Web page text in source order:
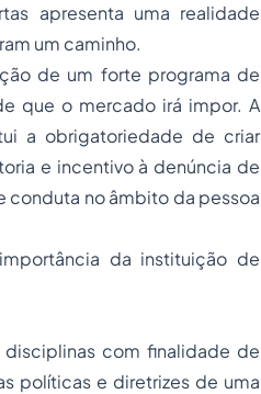
apresenta uma realidade
um caminho.
de um forte programa de
que o mercado irá impor. A
a obrigatoriedade de criar
e incentivo à denúncia de
no âmbito da pessoa
da instituição de
com finalidade de
políticas e diretrizes de uma